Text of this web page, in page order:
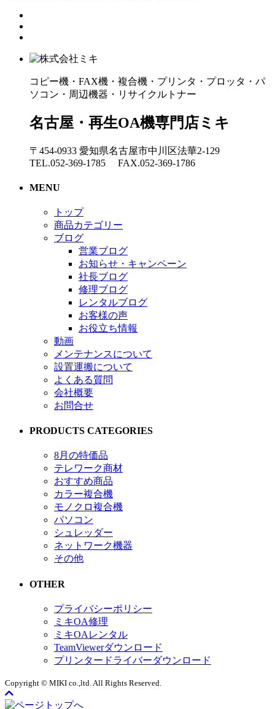
コピー機・FAX機・複合機・プリンタ・プロッタ・パ
ソコン・周辺機器・リサイクルトナー
名古屋・再生OA機専門店ミキ
〒454-0933 愛知県名古屋市中川区法華2-129
TEL.052-369-1785 FAX.052-369-1786
MENU
トップ
商品カテゴリー
ブログ
営業ブログ
お知らせ・キャンペーン
社長ブログ
修理ブログ
レンタルブログ
お客様の声
お役立ち情報
動画
メンテナンスについて
設置運搬について
よくある質問
会社概要
お問合せ
PRODUCTS CATEGORIES
8月の特価品
テレワーク商材
おすすめ商品
カラー複合機
モノクロ複合機
パソコン
シュレッダー
ネットワーク機器
その他
OTHER
プライバシーポリシー
ミキOA修理
ミキOAレンタル
TeamViewerダウンロード
プリンタードライバーダウンロード
Copyright © MIKI co.,ltd. All Rights Reserved.